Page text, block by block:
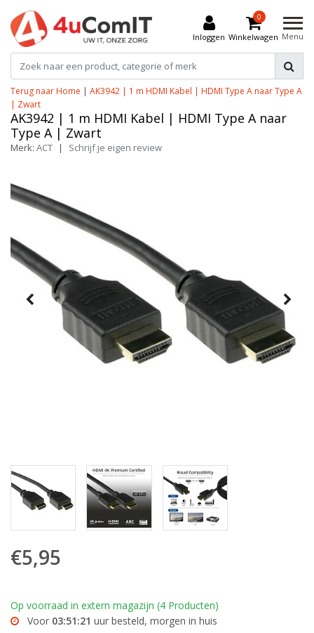
Inloggen
0
Winkelwagen Menu
Terug naar Home | AK3942 | 1 m HDMI Kabel | HDMI Type A naar Type A
| Zwart
AK3942 | 1 m HDMI Kabel | HDMI Type A naar
Type A | Zwart
Merk: ACT | Schrijf je eigen review
€5,95
Op voorraad in extern magazijn (4 Producten)
Voor 03:51:21 uur besteld, morgen in huis